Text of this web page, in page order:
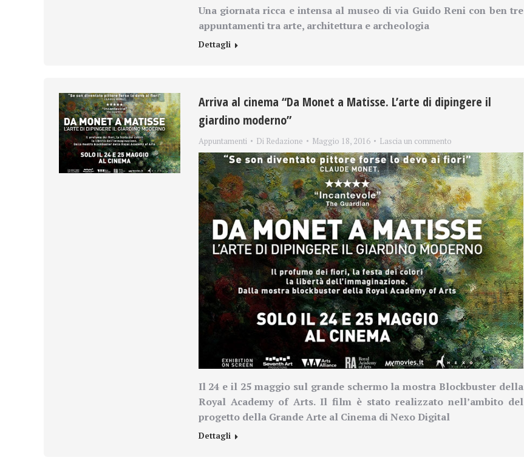
Una giornata ricca e intensa al museo di via Guido Reni con ben tre
appuntamenti tra arte, architettura e archeologia
Dettagli
Arriva al cinema “Da Monet a Matisse. L’arte di dipingere il
giardino moderno”
Appuntamenti Di Redazione Maggio 18, 2016 Lascia un commento
Il 24 e il 25 maggio sul grande schermo la mostra Blockbuster della
Royal Academy of Arts. Il film è stato realizzato nell’ambito del
progetto della Grande Arte al Cinema di Nexo Digital
Dettagli